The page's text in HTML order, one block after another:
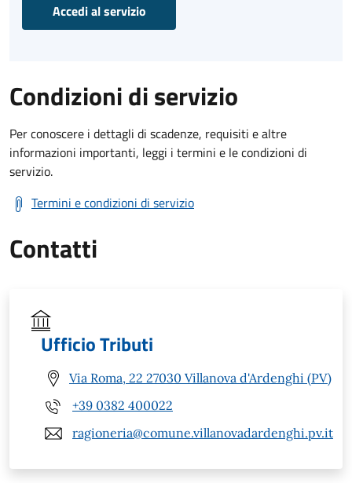
Accedi al servizio
Condizioni di servizio
Per conoscere i dettagli di scadenze, requisiti e altre
informazioni importanti, leggi i termini e le condizioni di
servizio.
Termini e condizioni di servizio
Contatti
Ufficio Tributi
Via Roma, 22 27030 Villanova d'Ardenghi (PV)
+39 0382 400022
ragioneria@comune.villanovadardenghi.pv.it